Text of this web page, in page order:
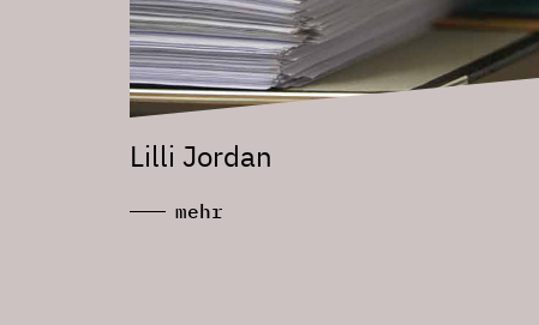
Lilli Jordan
mehr